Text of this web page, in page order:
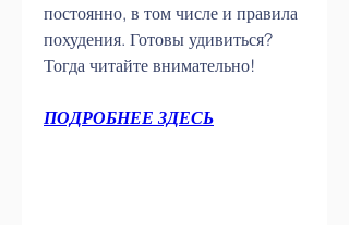
постоянно, в том числе и правила
похудения. Готовы удивиться?
Тогда читайте внимательно!
ПОДРОБНЕЕ ЗДЕСЬ